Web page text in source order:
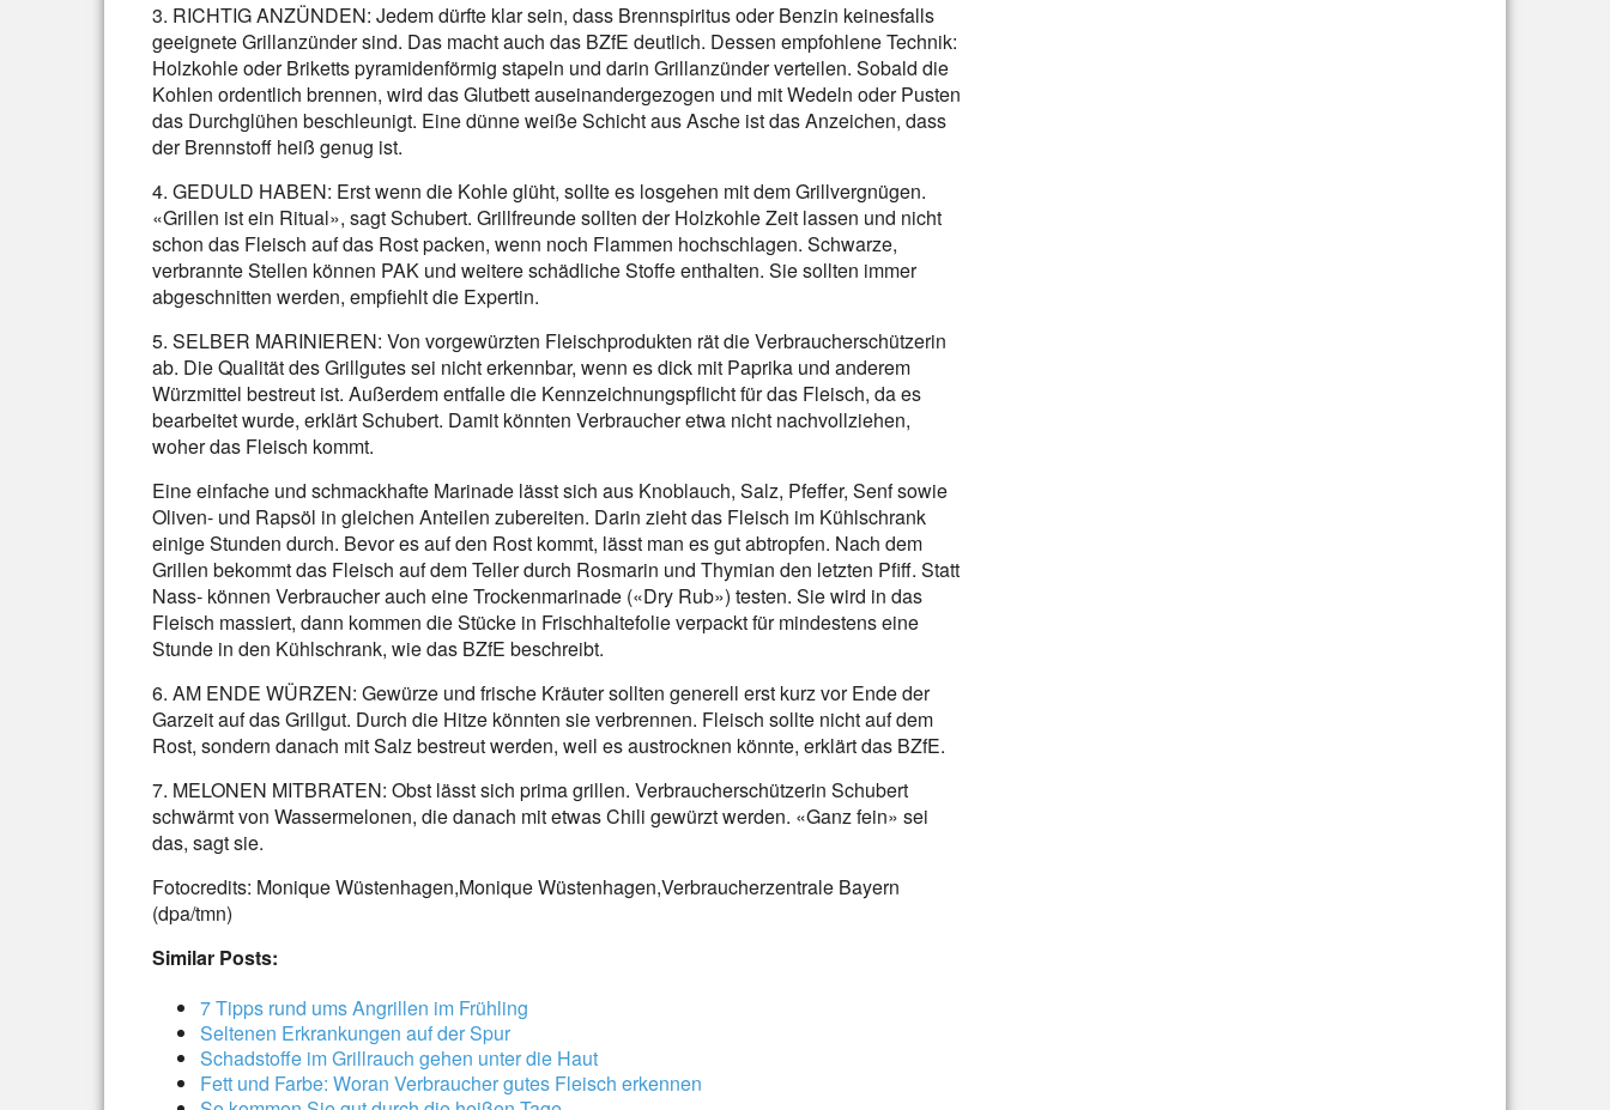
3. RICHTIG ANZÜNDEN: Jedem dürfte klar sein, dass Brennspiritus oder Benzin keinesfalls
geeignete Grillanzünder sind. Das macht auch das BZfE deutlich. Dessen empfohlene Technik:
Holzkohle oder Briketts pyramidenförmig stapeln und darin Grillanzünder verteilen. Sobald die
Kohlen ordentlich brennen, wird das Glutbett auseinandergezogen und mit Wedeln oder Pusten
das Durchglühen beschleunigt. Eine dünne weiße Schicht aus Asche ist das Anzeichen, dass
der Brennstoff heiß genug ist.
4. GEDULD HABEN: Erst wenn die Kohle glüht, sollte es losgehen mit dem Grillvergnügen.
«Grillen ist ein Ritual», sagt Schubert. Grillfreunde sollten der Holzkohle Zeit lassen und nicht
schon das Fleisch auf das Rost packen, wenn noch Flammen hochschlagen. Schwarze,
verbrannte Stellen können PAK und weitere schädliche Stoffe enthalten. Sie sollten immer
abgeschnitten werden, empfiehlt die Expertin.
5. SELBER MARINIEREN: Von vorgewürzten Fleischprodukten rät die Verbraucherschützerin
ab. Die Qualität des Grillgutes sei nicht erkennbar, wenn es dick mit Paprika und anderem
Würzmittel bestreut ist. Außerdem entfalle die Kennzeichnungspflicht für das Fleisch, da es
bearbeitet wurde, erklärt Schubert. Damit könnten Verbraucher etwa nicht nachvollziehen,
woher das Fleisch kommt.
Eine einfache und schmackhafte Marinade lässt sich aus Knoblauch, Salz, Pfeffer, Senf sowie
Oliven- und Rapsöl in gleichen Anteilen zubereiten. Darin zieht das Fleisch im Kühlschrank
einige Stunden durch. Bevor es auf den Rost kommt, lässt man es gut abtropfen. Nach dem
Grillen bekommt das Fleisch auf dem Teller durch Rosmarin und Thymian den letzten Pfiff. Statt
Nass- können Verbraucher auch eine Trockenmarinade («Dry Rub») testen. Sie wird in das
Fleisch massiert, dann kommen die Stücke in Frischhaltefolie verpackt für mindestens eine
Stunde in den Kühlschrank, wie das BZfE beschreibt.
6. AM ENDE WÜRZEN: Gewürze und frische Kräuter sollten generell erst kurz vor Ende der
Garzeit auf das Grillgut. Durch die Hitze könnten sie verbrennen. Fleisch sollte nicht auf dem
Rost, sondern danach mit Salz bestreut werden, weil es austrocknen könnte, erklärt das BZfE.
7. MELONEN MITBRATEN: Obst lässt sich prima grillen. Verbraucherschützerin Schubert
schwärmt von Wassermelonen, die danach mit etwas Chili gewürzt werden. «Ganz fein» sei
das, sagt sie.
Fotocredits: Monique Wüstenhagen,Monique Wüstenhagen,Verbraucherzentrale Bayern
(dpa/tmn)
Similar Posts:
7 Tipps rund ums Angrillen im Frühling
Seltenen Erkrankungen auf der Spur
Schadstoffe im Grillrauch gehen unter die Haut
Fett und Farbe: Woran Verbraucher gutes Fleisch erkennen